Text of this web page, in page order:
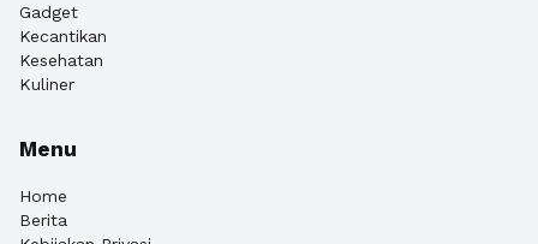
Gadget
Kecantikan
Kesehatan
Kuliner
Menu
Home
Berita